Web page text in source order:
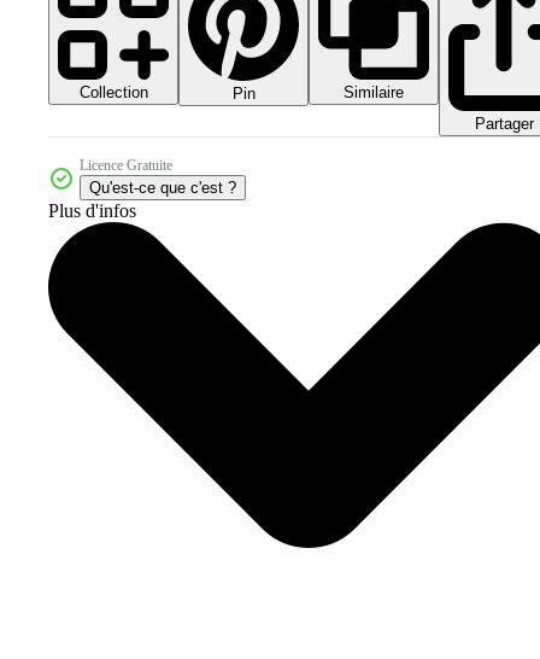
Collection Pin
Similaire
Partager
Licence Gratuite
Qu'est-ce que c'est ?
Plus d'infos